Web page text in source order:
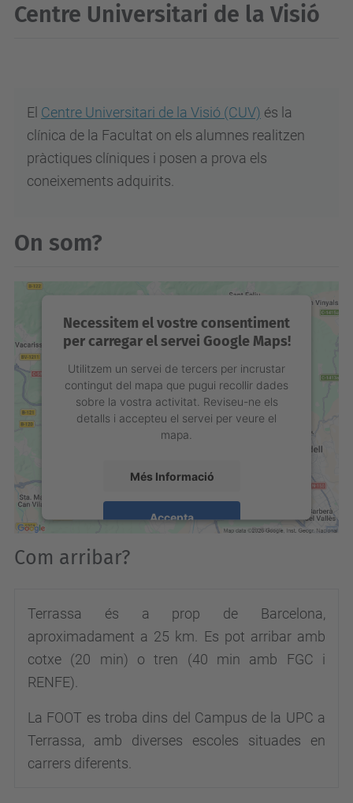
Centre Universitari de la Visió
El Centre Universitari de la Visió (CUV) és la
clínica de la Facultat on els alumnes realitzen
pràctiques clíniques i posen a prova els
coneixements adquirits.
On som?
Necessitem el vostre consentiment
per carregar el servei Google Maps!
Utilitzem un servei de tercers per incrustar
contingut del mapa que pugui recollir dades
sobre la vostra activitat. Reviseu-ne els
detalls i accepteu el servei per veure el
mapa.
Més Informació
Accepta
powered by
Management Platform
Com arribar?
Terrassa és a prop de Barcelona,
aproximadament a 25 km. Es pot arribar amb
cotxe (20 min) o tren (40 min amb FGC i
RENFE).
La FOOT es troba dins del Campus de la UPC a
Terrassa, amb diverses escoles situades en
carrers diferents.